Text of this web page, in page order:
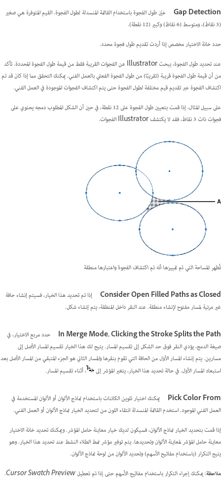
Gap Detection
عيّن طول الفجوة باستخدام القائمة المنسدلة لطول الفجوة. القيم المتوفرة هي صغير
(3 نقاط)، ومتوسط (6 نقاط) وكبير (12 نقطة).
حدد خانة الاختيار مخصص إذا أردت تقديم طول فجوة محدد.
عند تحديد طول الفجوة، يبحث Illustrator عن الفجوات القريبة فقط من قيمة طول الفجوة المحددة. تأكد
من أن قيمة طول الفجوة قريبة (تقريبًا) من طول الفجوة الفعلي بالعمل الفني. يمكنك التحقق مما إذا كان قد تم
اكتشاف الفجوة عبر تقديم قيم مختلفة لطول الفجوة حتى يتم اكتشاف الفجوات الموجودة في العمل الفني.
على سبيل المثال، إذا قمت بتعيين طول الفجوة على 12 نقطة، في حين أن الشكل المطلوب دمجه يحتوي على
فجوات ذات 3 نقاط، فقد لا يكتشف Illustrator الفجوات.
تُظهر المساحة التي تم تمييزها أنه تم اكتشاف الفجوة واعتبارها منطقة
Consider Open Filled Paths as Closed
إذا تم تحديد هذا الخيار، فسيتم إنشاء حافة
غير مرئية لمسار مفتوح لإنشاء منطقة. عند النقر داخل المنطقة، يتم إنشاء شكل.
In Merge Mode, Clicking the Stroke Splits the Path
حدد مربع الاختيار، في
صيغة الدمج، يؤدي النقر فوق حد الشكل إلى تقسيم المسار. يتيح لك هذا الخيار تقسيم المسار الأصل إلى
مسارين. يتم إنشاء المسار الأول من الحافة التي تقوم بنقرها والمسار الثاني هو الجزء المتبقي من المسار الأصل بعد
استبعاد المسار الأول. في حالة تحديد هذا الخيار، يتغير المؤشر إلى
، أثناء تقسيم المسار.
Pick Color From
يمكنك اختيار تلوين الكائنات باستخدام نماذج الألوان أو الألوان المستخدمة في
العمل الفني الموجود. استخدم القائمة المنسدلة انتقاء اللون من لتحديد الخيار نماذج الألوان أو العمل الفني.
إذا قمت بتحديد الخيار نماذج الألوان، فسيكون لديك خيار معاينة حامل المؤشر. ويمكنك تحديد خانة الاختيار
معاينة حامل المؤشر لمعاينة الألوان وتحديدها. يتم توفير مؤشر نمط الطلاء النشط عند تحديد هذا الخيار. وهو
يتيح التكرار (باستخدام مفاتيح الأسهم) وتحديد الألوان من لوحة نماذج الألوان.
ملاحظة: يمكنك إجراء التكرار باستخدام مفاتيح الأسهم حتى إذا تم تعطيل Cursor Swatch Preview.